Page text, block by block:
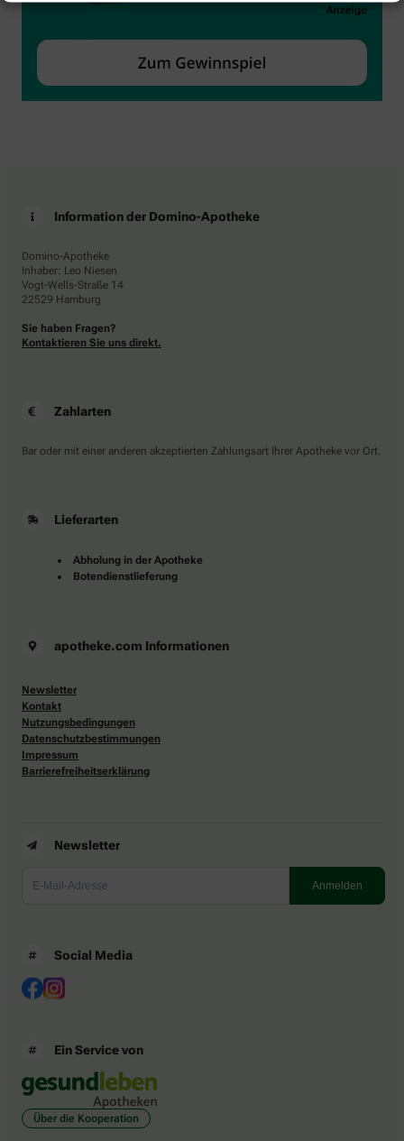
Information der Domino-Apotheke
Domino-Apotheke
Inhaber: Leo Niesen
Vogt-Wells-Straße 14
22529 Hamburg
Sie haben Fragen?
Kontaktieren Sie uns direkt.
Zahlarten
Bar oder mit einer anderen akzeptierten Zahlungsart Ihrer Apotheke vor Ort.
Lieferarten
Abholung in der Apotheke
Botendienstlieferung
apotheke.com Informationen
Newsletter
Kontakt
Nutzungsbedingungen
Datenschutzbestimmungen
Impressum
Barrierefreiheitserklärung
Newsletter
Social Media
Ein Service von
Über die Kooperation